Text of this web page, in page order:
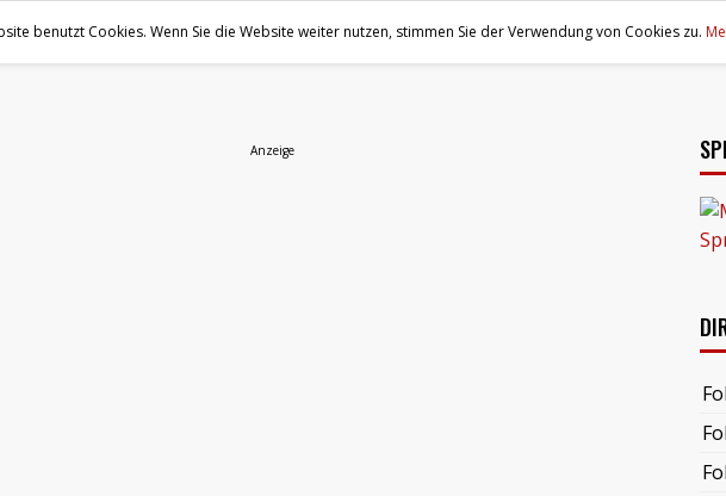
Anzeige
benutzt Cookies. Wenn Sie die Website weiter nutzen, stimmen Sie der Verwendung von Cookies zu.